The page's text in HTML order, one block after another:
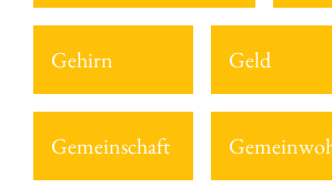
Gehirn Geld
Gemeinschaft